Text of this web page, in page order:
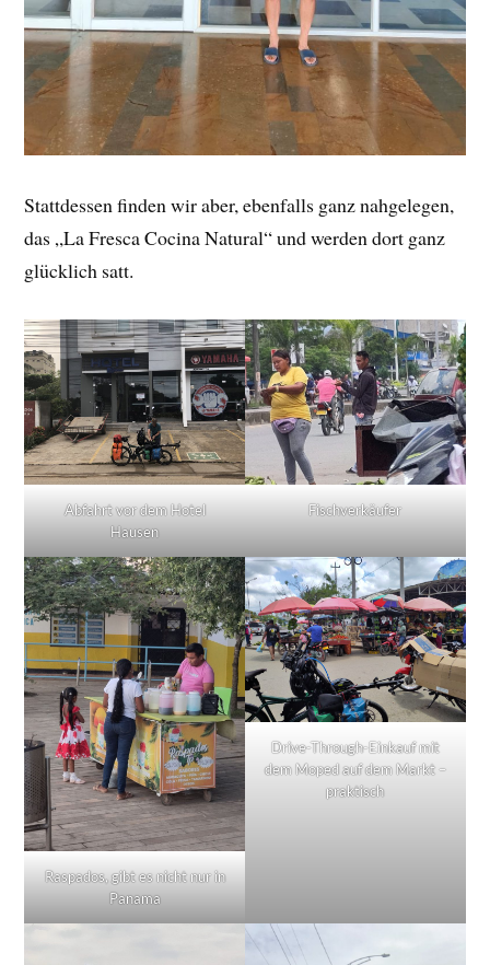
Stattdessen finden wir aber, ebenfalls ganz nahgelegen,
das „La Fresca Cocina Natural“ und werden dort ganz
glücklich satt.
Abfahrt vor dem Hotel
Hausen
Fischverkäufer
Raspados, gibt es nicht nur in
Panama
Drive-Through-Einkauf mit
dem Moped auf dem Markt –
praktisch